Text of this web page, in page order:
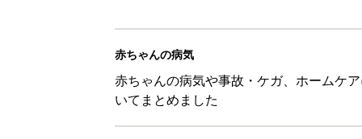
赤ちゃんの病気
赤ちゃんの病気や事故・ケガ、ホームケ
いてまとめました